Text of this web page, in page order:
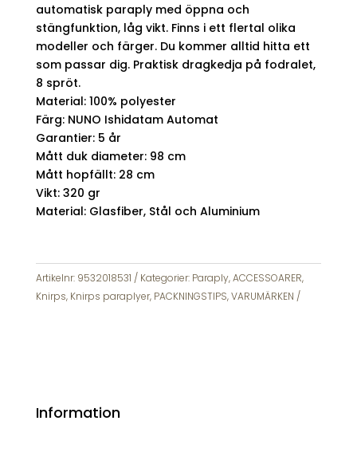
automatisk paraply med öppna och
stängfunktion, låg vikt. Finns i ett flertal olika
modeller och färger. Du kommer alltid hitta ett
som passar dig. Praktisk dragkedja på fodralet,
8 spröt.
Material: 100% polyester
Färg: NUNO Ishidatam Automat
Garantier: 5 år
Mått duk diameter: 98 cm
Mått hopfällt: 28 cm
Vikt: 320 gr
Material: Glasfiber, Stål och Aluminium
Artikelnr: 9532018531 Kategorier: Paraply,ACCESSOARER,
Knirps, Knirps paraplyer, PACKNINGSTIPS,VARUMÄRKEN
Information